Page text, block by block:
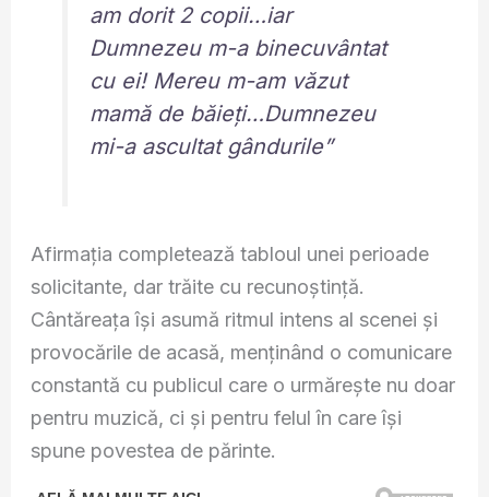
am dorit 2 copii…iar
Dumnezeu m-a binecuvântat
cu ei! Mereu m-am văzut
mamă de băieți…Dumnezeu
mi-a ascultat gândurile”
Afirmația completează tabloul unei perioade
solicitante, dar trăite cu recunoștință.
Cântăreața își asumă ritmul intens al scenei și
provocările de acasă, menținând o comunicare
constantă cu publicul care o urmărește nu doar
pentru muzică, ci și pentru felul în care își
spune povestea de părinte.